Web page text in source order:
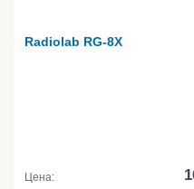
Radiolab RG-8X
Цена: